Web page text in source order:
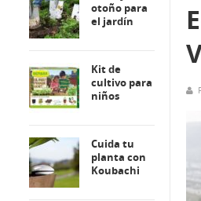
otoño para
el jardín
Kit de
cultivo para
niños
Cuida tu
planta con
Koubachi